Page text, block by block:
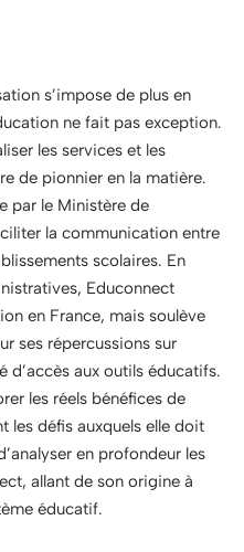
s’impose de plus en
ne fait pas exception.
les services et les
de pionnier en la matière.
par le Ministère de
la communication entre
scolaires. En
Educonnect
en France, mais soulève
ses répercussions sur
d’accès aux outils éducatifs.
les réels bénéfices de
les défis auxquels elle doit
en profondeur les
allant de son origine à
éducatif.